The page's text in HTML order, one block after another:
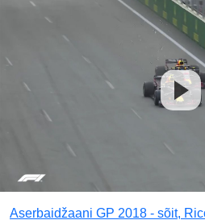
Aserbaidžaani GP 2018 - sõit,